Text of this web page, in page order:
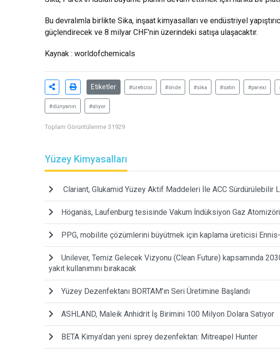
Bu devralımla birlikte Sika, inşaat kimyasalları ve endüstriyel
güçlendirecek ve 8 milyar CHF'nin üzerindeki satışa ulaşacaktır.
Kaynak : worldofchemicals
Etiketler #üreticisi #önde #sika #satın #parexi
#dünyanın #alıyor
Toplam Görüntülenme 31929
Yüzey Kimyasalları
Clariant, Glukamid Yüzey Aktif Maddeleri İle ACC Sürdürülebilir
Höganäs, Laufenburg tesisinde Vakum İndüksiyon Gaz
PPG, mobilite çözümlerini büyütmek için kaplama üreticisi
Unilever, Temiz Gelecek Vizyonu (Clean Future) kapsamında
yakıt kullanımını bırakacak
Yüzey Dezenfektanı BORTAM'ın Seri Üretimine Başlandı
ASHLAND, Maleik Anhidrit İş Birimini 100 Milyon Dolara Satıyor
BETA Kimya’dan yeni sprey dezenfektan: Mitreapel Hunter